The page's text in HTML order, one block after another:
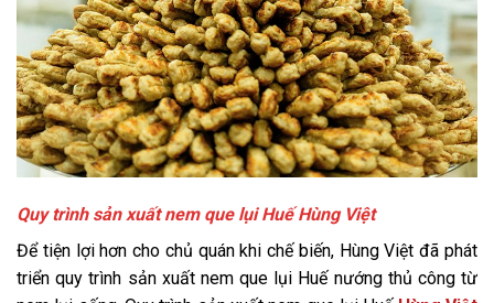
Quy trình sản xuất nem que lụi Huế Hùng Việt
Để tiện lợi hơn cho chủ quán khi chế biến, Hùng Việt đã phát
triển quy trình sản xuất nem que lụi Huế nướng thủ công từ